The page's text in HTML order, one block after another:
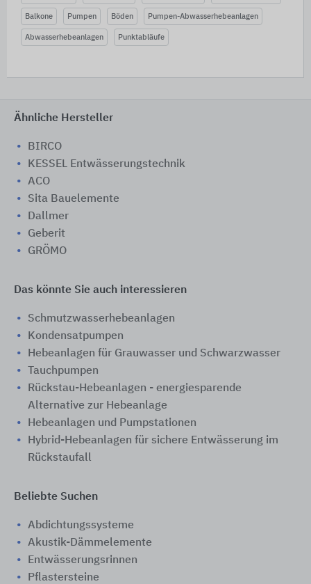
Balkone Pumpen Böden Pumpen-Abwasserhebeanlagen
Abwasserhebeanlagen Punktabläufe
Ähnliche Hersteller
BIRCO
KESSEL Entwässerungstechnik
ACO
Sita Bauelemente
Dallmer
Geberit
GRÖMO
Das könnte Sie auch interessieren
Schmutzwasserhebeanlagen
Kondensatpumpen
Hebeanlagen für Grauwasser und Schwarzwasser
Tauchpumpen
Rückstau-Hebeanlagen - energiesparende
Alternative zur Hebeanlage
Hebeanlagen und Pumpstationen
Hybrid-Hebeanlagen für sichere Entwässerung im
Rückstaufall
Beliebte Suchen
Abdichtungssysteme
Akustik-Dämmelemente
Entwässerungsrinnen
Pflastersteine